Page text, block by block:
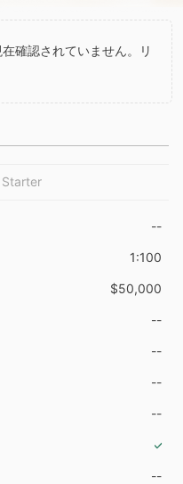
9
確認されていません。リ
Starter
--
1:100
$50,000
--
--
--
--
--